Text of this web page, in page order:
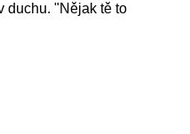
duchu. "Nějak tě to